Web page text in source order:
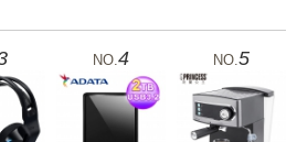
NO. 4 NO.5